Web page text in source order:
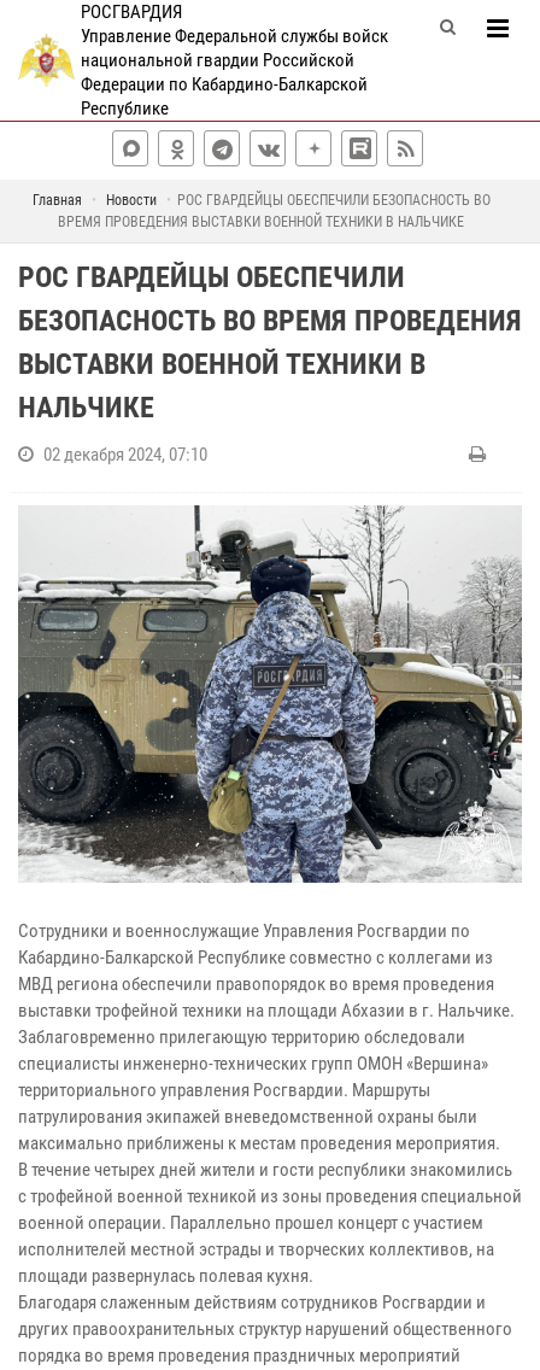
РОСГВАРДИЯ
Управление Федеральной службы войск
национальной гвардии Российской
Федерации по Кабардино-Балкарской
Республике
Главная Новости
РОС ГВАРДЕЙЦЫ ОБЕСПЕЧИЛИ БЕЗОПАСНОСТЬ ВО
ВРЕМЯ ПРОВЕДЕНИЯ ВЫСТАВКИ ВОЕННОЙ ТЕХНИКИ В НАЛЬЧИКЕ
РОС ГВАРДЕЙЦЫ ОБЕСПЕЧИЛИ
БЕЗОПАСНОСТЬ ВО ВРЕМЯ ПРОВЕДЕНИЯ
ВЫСТАВКИ ВОЕННОЙ ТЕХНИКИ В
НАЛЬЧИКЕ
02 декабря 2024, 07:10
Сотрудники и военнослужащие Управления Росгвардии по
Кабардино-Балкарской Республике совместно с коллегами из
МВД региона обеспечили правопорядок во время проведения
выставки трофейной техники на площади Абхазии в г. Нальчике.
Заблаговременно прилегающую территорию обследовали
специалисты инженерно-технических групп ОМОН «Вершина»
территориального управления Росгвардии. Маршруты
патрулирования экипажей вневедомственной охраны были
максимально приближены к местам проведения мероприятия.
В течение четырех дней жители и гости республики знакомились
с трофейной военной техникой из зоны проведения специальной
военной операции. Параллельно прошел концерт с участием
исполнителей местной эстрады и творческих коллективов, на
площади развернулась полевая кухня.
Благодаря слаженным действиям сотрудников Росгвардии и
других правоохранительных структур нарушений общественного
порядка во время проведения праздничных мероприятий